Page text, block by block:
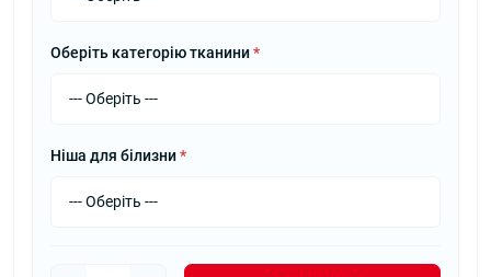
Оберіть категорію тканини*
Ніша для білизни*